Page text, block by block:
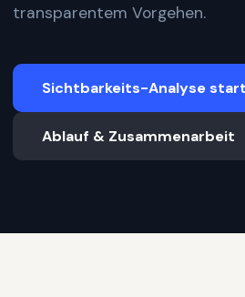
transparentem Vorgehen.
Sichtbarkeits-Analyse
Ablauf & Zusammenarbeit